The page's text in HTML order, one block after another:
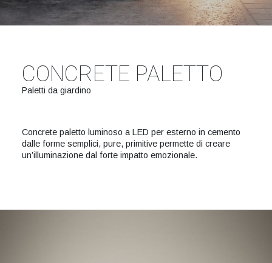
CONCRETE PALETTO
Paletti da giardino
Concrete paletto luminoso a LED per esterno in cemento
dalle forme semplici, pure, primitive permette di creare
un’illuminazione dal forte impatto emozionale.